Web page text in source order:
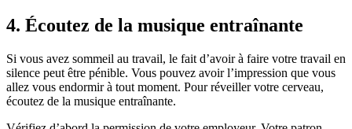
4. Écoutez de la musique entraînante
Si vous avez sommeil au travail, le fait d’avoir à faire votre travail en
silence peut être pénible. Vous pouvez avoir l’impression que vous
allez vous endormir à tout moment. Pour réveiller votre cerveau,
écoutez de la musique entraînante.